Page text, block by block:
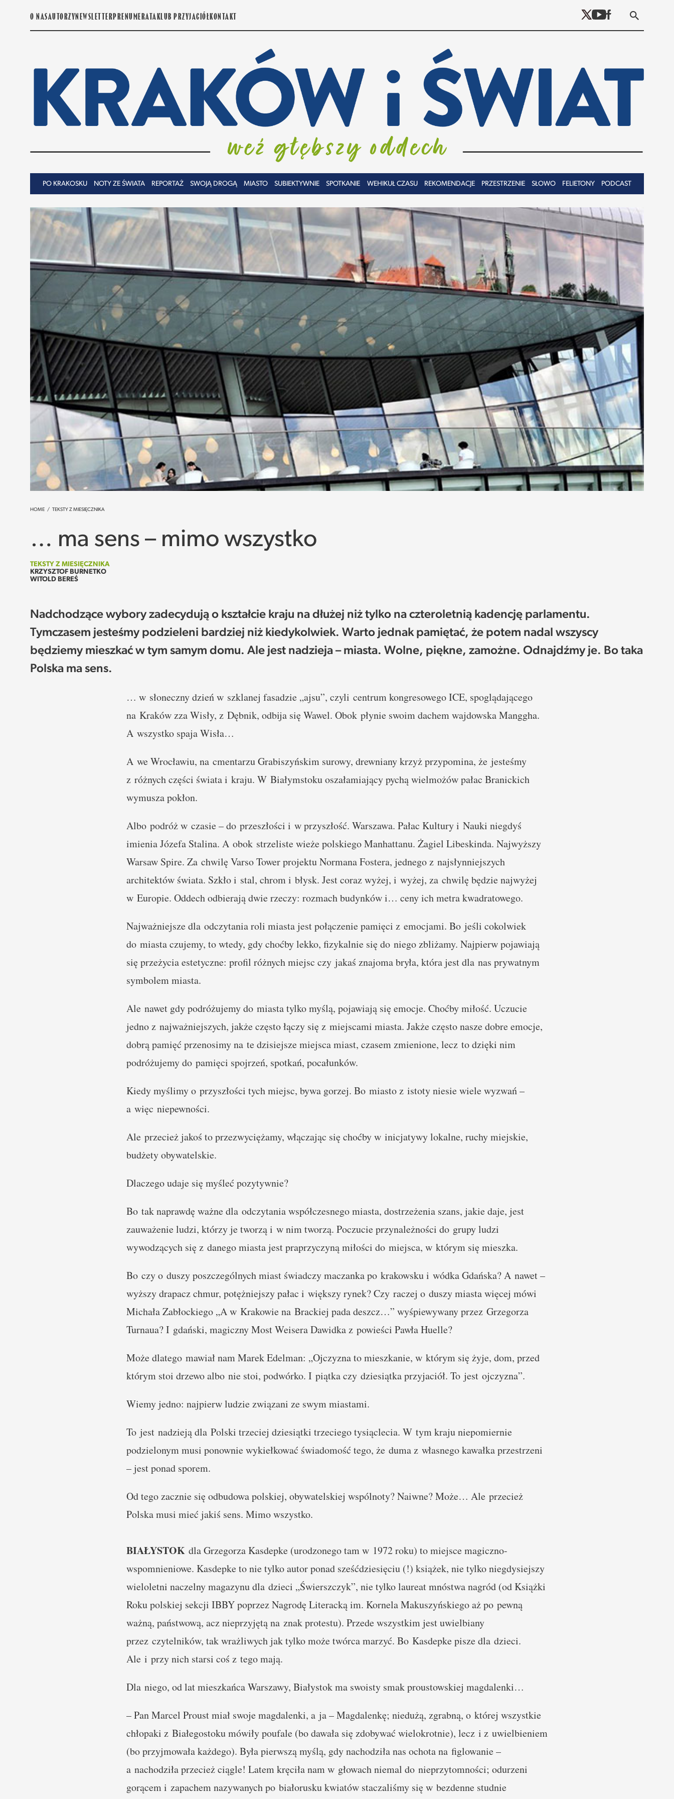
O NASAUTORZYNEWSLETTERPRENUMERATAKLUB PRZYJACIÓŁKONTAKT
PO KRAKOSKU NOTY ZE ŚWIATA REPORTAŻ SWOJĄ DROGĄ MIASTO SUBIEKTYWNIE SPOTKANIE WEHIKUŁ CZASU REKOMENDACJE PRZESTRZENIE SŁOWO FELIETONY PODCAST
HOME / TEKSTY Z MIESIĘCZNIKA
… ma sens – mimo wszystko
TEKSTY Z MIESIĘCZNIKA
KRZYSZTOF BURNETKO
WITOLD BEREŚ
Nadchodzące wybory zadecydują o kształcie kraju na dłużej niż tylko na czteroletnią kadencję parlamentu.
Tymczasem jesteśmy podzieleni bardziej niż kiedykolwiek. Warto jednak pamiętać, że potem nadal wszyscy
będziemy mieszkać w tym samym domu. Ale jest nadzieja – miasta. Wolne, piękne, zamożne. Odnajdźmy je. Bo taka
Polska ma sens.
… w słoneczny dzień w szklanej fasadzie „ajsu”, czyli centrum kongresowego ICE, spoglądającego
na Kraków zza Wisły, z Dębnik, odbija się Wawel. Obok płynie swoim dachem wajdowska Manggha.
A wszystko spaja Wisła…
A we Wrocławiu, na cmentarzu Grabiszyńskim surowy, drewniany krzyż przypomina, że jesteśmy
z różnych części świata i kraju. W Białymstoku oszałamiający pychą wielmożów pałac Branickich
wymusza pokłon.
Albo podróż w czasie – do przeszłości i w przyszłość. Warszawa. Pałac Kultury i Nauki niegdyś
imienia Józefa Stalina. A obok strzeliste wieże polskiego Manhattanu. Żagiel Libeskinda. Najwyższy
Warsaw Spire. Za chwilę Varso Tower projektu Normana Fostera, jednego z najsłynniejszych
architektów świata. Szkło i stal, chrom i błysk. Jest coraz wyżej, i wyżej, za chwilę będzie najwyżej
w Europie. Oddech odbierają dwie rzeczy: rozmach budynków i… ceny ich metra kwadratowego.
Najważniejsze dla odczytania roli miasta jest połączenie pamięci z emocjami. Bo jeśli cokolwiek
do miasta czujemy, to wtedy, gdy choćby lekko, fizykalnie się do niego zbliżamy. Najpierw pojawiają
się przeżycia estetyczne: profil różnych miejsc czy jakaś znajoma bryła, która jest dla nas prywatnym
symbolem miasta.
Ale nawet gdy podróżujemy do miasta tylko myślą, pojawiają się emocje. Choćby miłość. Uczucie
jedno z najważniejszych, jakże często łączy się z miejscami miasta. Jakże często nasze dobre emocje,
dobrą pamięć przenosimy na te dzisiejsze miejsca miast, czasem zmienione, lecz to dzięki nim
podróżujemy do pamięci spojrzeń, spotkań, pocałunków.
Kiedy myślimy o przyszłości tych miejsc, bywa gorzej. Bo miasto z istoty niesie wiele wyzwań –
a więc niepewności.
Ale przecież jakoś to przezwyciężamy, włączając się choćby w inicjatywy lokalne, ruchy miejskie,
budżety obywatelskie.
Dlaczego udaje się myśleć pozytywnie?
Bo tak naprawdę ważne dla odczytania współczesnego miasta, dostrzeżenia szans, jakie daje, jest
zauważenie ludzi, którzy je tworzą i w nim tworzą. Poczucie przynależności do grupy ludzi
wywodzących się z danego miasta jest praprzyczyną miłości do miejsca, w którym się mieszka.
Bo czy o duszy poszczególnych miast świadczy maczanka po krakowsku i wódka Gdańska? A nawet –
wyższy drapacz chmur, potężniejszy pałac i większy rynek? Czy raczej o duszy miasta więcej mówi
Michała Zabłockiego „A w Krakowie na Brackiej pada deszcz…” wyśpiewywany przez Grzegorza
Turnaua? I gdański, magiczny Most Weisera Dawidka z powieści Pawła Huelle?
Może dlatego mawiał nam Marek Edelman: „Ojczyzna to mieszkanie, w którym się żyje, dom, przed
którym stoi drzewo albo nie stoi, podwórko. I piątka czy dziesiątka przyjaciół. To jest ojczyzna”.
Wiemy jedno: najpierw ludzie związani ze swym miastami.
To jest nadzieją dla Polski trzeciej dziesiątki trzeciego tysiąclecia. W tym kraju niepomiernie
podzielonym musi ponownie wykiełkować świadomość tego, że duma z własnego kawałka przestrzeni
– jest ponad sporem.
Od tego zacznie się odbudowa polskiej, obywatelskiej wspólnoty? Naiwne? Może… Ale przecież
Polska musi mieć jakiś sens. Mimo wszystko.
BIAŁYSTOK dla Grzegorza Kasdepke (urodzonego tam w 1972 roku) to miejsce magiczno-
wspomnieniowe. Kasdepke to nie tylko autor ponad sześćdziesięciu (!) książek, nie tylko niegdysiejszy
wieloletni naczelny magazynu dla dzieci „Świerszczyk”, nie tylko laureat mnóstwa nagród (od Książki
Roku polskiej sekcji IBBY poprzez Nagrodę Literacką im. Kornela Makuszyńskiego aż po pewną
ważną, państwową, acz nieprzyjętą na znak protestu). Przede wszystkim jest uwielbiany
przez czytelników, tak wrażliwych jak tylko może twórca marzyć. Bo Kasdepke pisze dla dzieci.
Ale i przy nich starsi coś z tego mają.
Dla niego, od lat mieszkańca Warszawy, Białystok ma swoisty smak proustowskiej magdalenki…
– Pan Marcel Proust miał swoje magdalenki, a ja – Magdalenkę; niedużą, zgrabną, o której wszystkie
chłopaki z Białegostoku mówiły poufale (bo dawała się zdobywać wielokrotnie), lecz i z uwielbieniem
(bo przyjmowała każdego). Była pierwszą myślą, gdy nachodziła nas ochota na figlowanie –
a nachodziła przecież ciągle! Latem kręciła nam w głowach niemal do nieprzytomności; odurzeni
gorącem i zapachem nazywanych po białorusku kwiatów staczaliśmy się w bezdenne studnie